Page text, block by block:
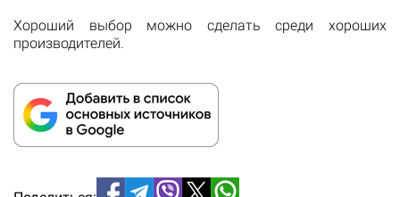
Хороший выбор можно сделать среди хороших
производителей.